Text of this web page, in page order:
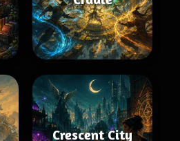
Crescent City